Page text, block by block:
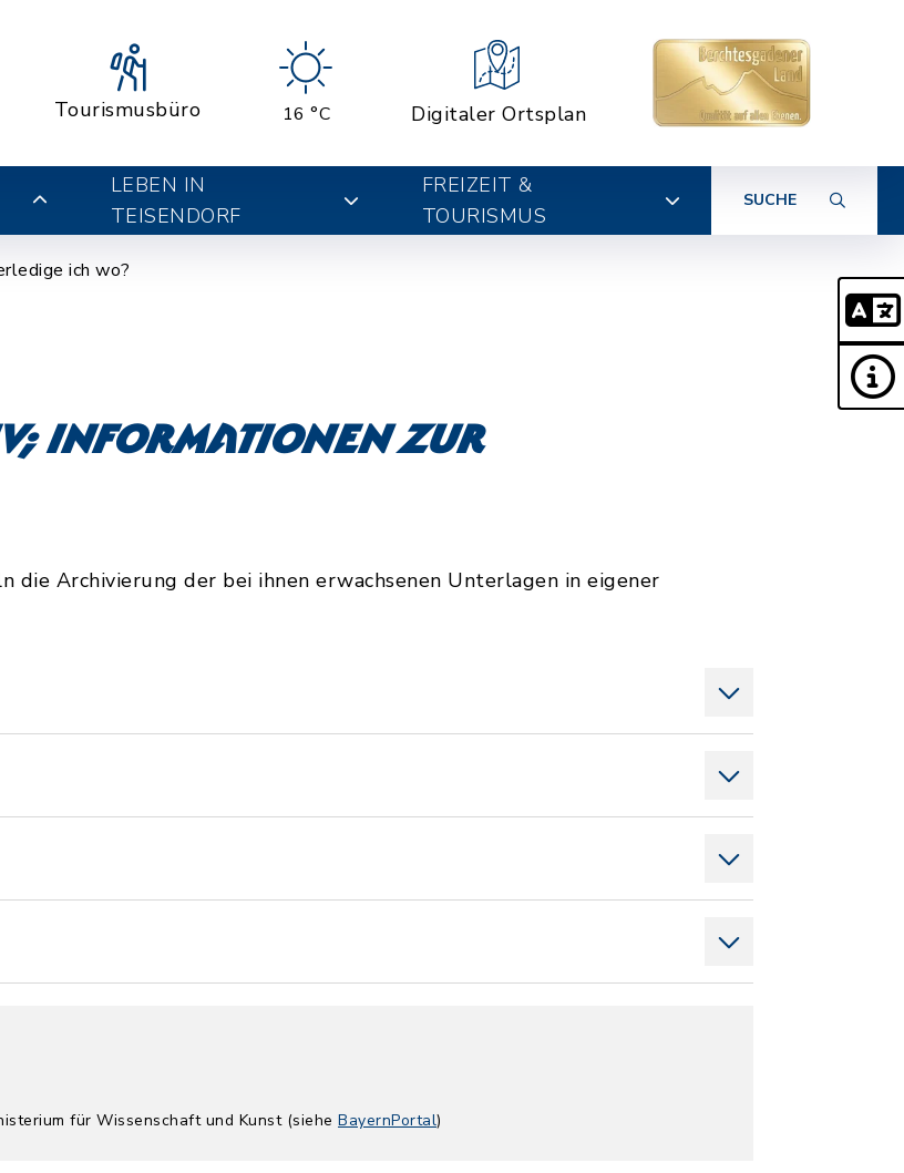
Tourismusbüro 16 °C Digitaler Ortsplan
LEBEN IN
TEISENDORF
FREIZEIT &
TOURISMUS
SUCHE
ich wo?
Informationen zur
die Archivierung der bei ihnen erwachsenen Unterlagen in eigener
für Wissenschaft und Kunst (siehe BayernPortal)